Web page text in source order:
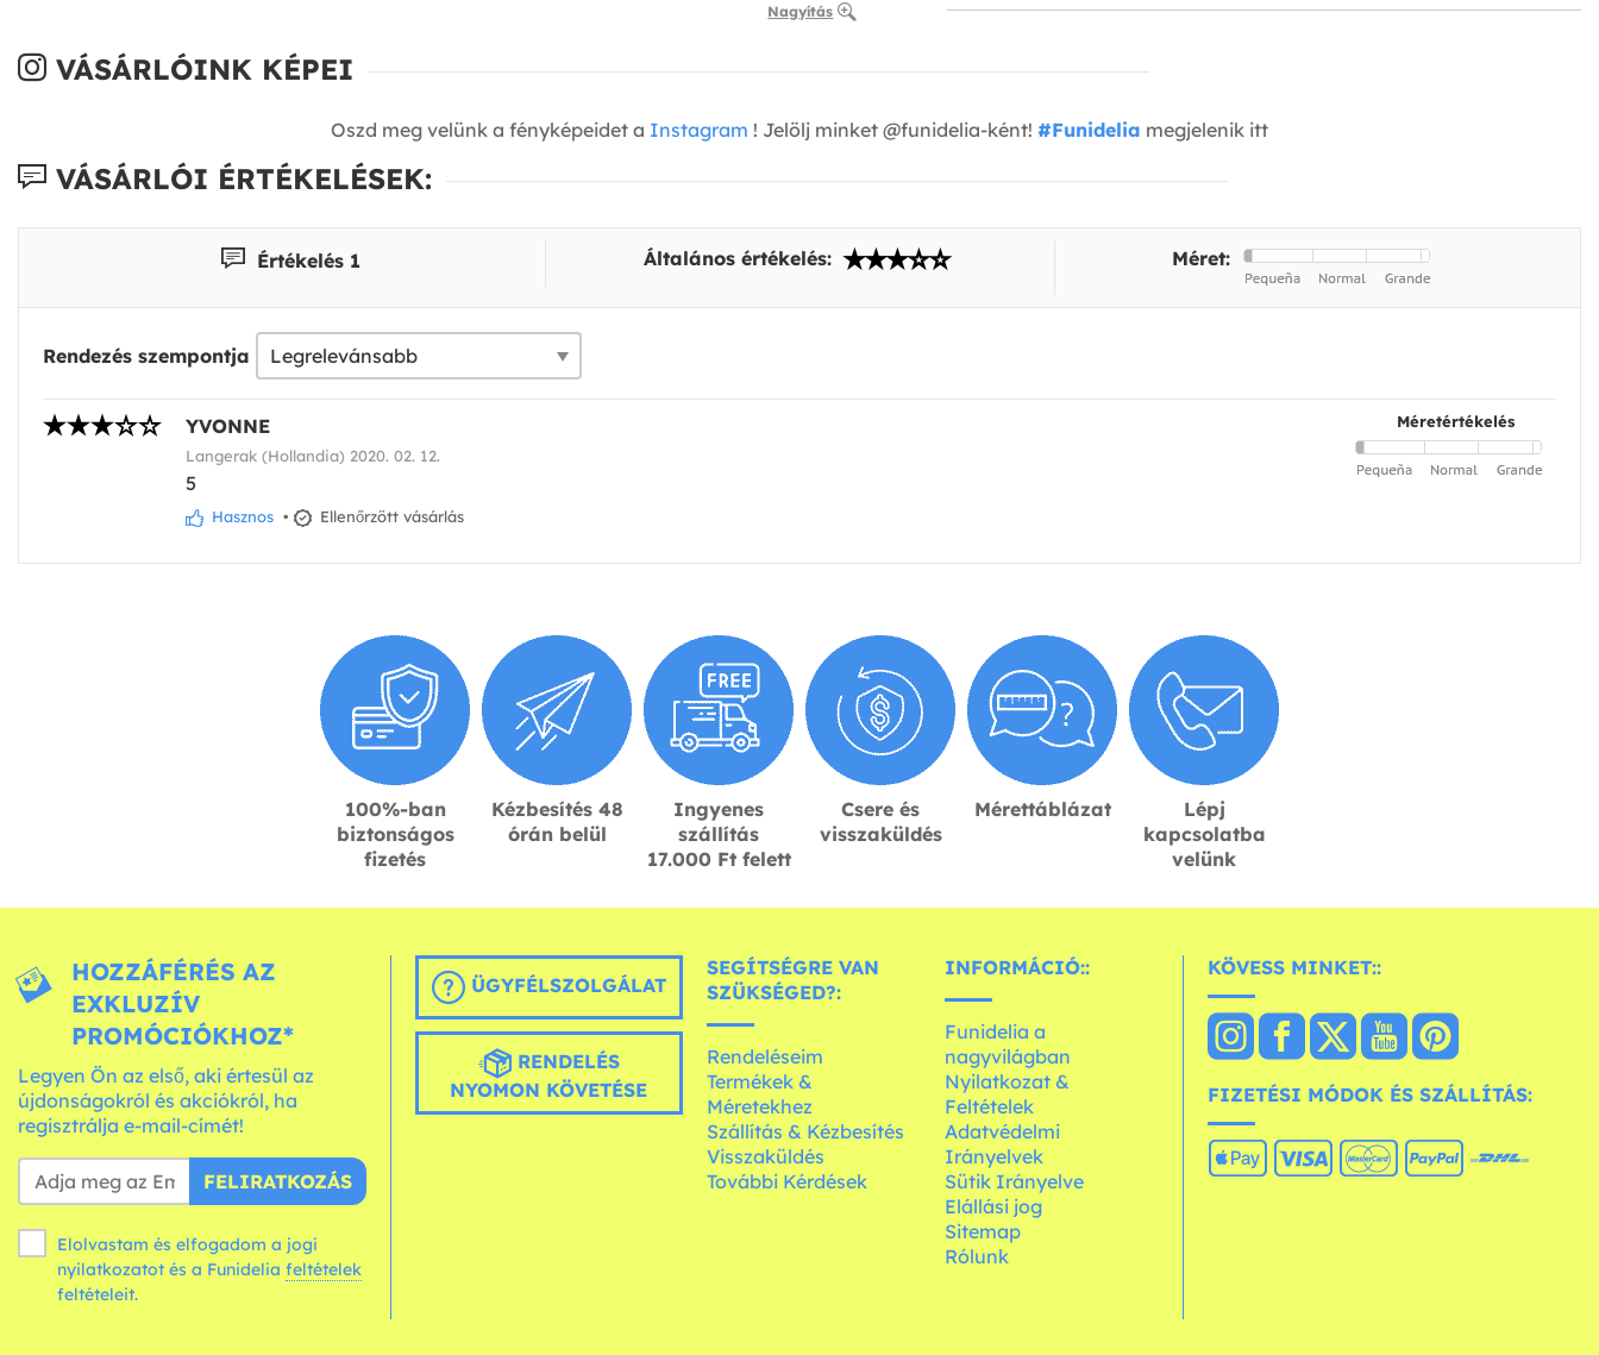
Nagyítás
VÁSÁRLÓINK KÉPEI
Oszd meg velünk a fényképeidet a Instagram ! Jelölj minket @funidelia-ként! #Funidelia megjelenik itt
VÁSÁRLÓI ÉRTÉKELÉSEK:
Értékelés 1 Általános értékelés: Méret:
Rendezés szempontja
Méretértékelés
YVONNE
Langerak (Hollandia) 2020. 02. 12.
5
Hasznos • Ellenőrzött vásárlás
100%-ban
biztonságos
fizetés
Kézbesítés 48
órán belül
Ingyenes
szállítás
17.000 Ft felett
Csere és
visszaküldés
Mérettáblázat
Lépj
kapcsolatba
velünk
HOZZÁFÉRÉS AZ
EXKLUZÍV
PROMÓCIÓKHOZ*
Legyen Ön az első, aki értesül az
újdonságokról és akciókról, ha
regisztrálja e-mail-címét!
FELIRATKOZÁS
Elolvastam és elfogadom a jogi
nyilatkozatot és a Funidelia feltételek
feltételeit.
ÜGYFÉLSZOLGÁLAT
RENDELÉS
NYOMON KÖVETÉSE
SEGÍTSÉGRE VAN
SZÜKSÉGED?:
Rendeléseim
Termékek &
Méretekhez
Szállítás & Kézbesítés
Visszaküldés
További Kérdések
INFORMÁCIÓ::
Funidelia a
nagyvilágban
Nyilatkozat &
Feltételek
Adatvédelmi
Irányelvek
Sütik Irányelve
Elállási jog
Sitemap
Rólunk
KÖVESS MINKET::
FIZETÉSI MÓDOK ÉS SZÁLLÍTÁS: